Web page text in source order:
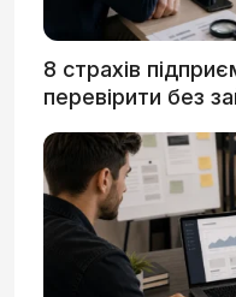
8 страхів
перевірити без